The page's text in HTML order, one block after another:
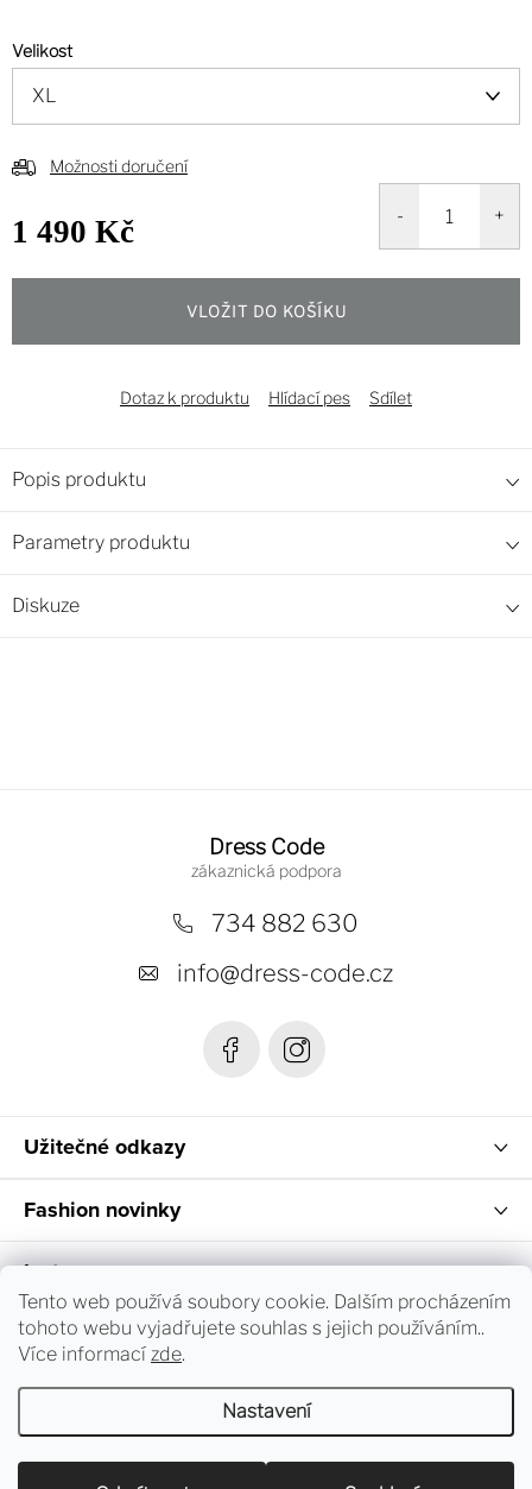
Tento web používá soubory cookie. Dalším procházením
tohoto webu vyjadřujete souhlas s jejich používáním..
Více informací zde.
Nastavení
Velikost
Možnosti doručení
1 490 Kč
VLOŽIT DO KOŠÍKU
Dotaz k produktu Hlídací pes Sdílet
Popis produktu
Parametry produktu
Diskuze
Dress Code
734 882 630
info@dress-code.cz
Užitečné odkazy
Fashion novinky
Instagram
Sledování objednávky a vrácení zboží
Copyright 2026dress-code.cz. Všechna práva vyhrazena.
Upravit nastavení cookies